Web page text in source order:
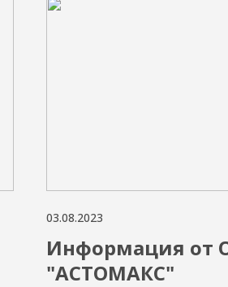
03.08.2023
Информация от
"АСТОМАКС"